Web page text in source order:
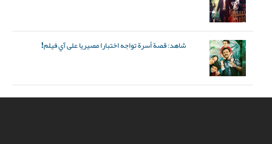
شاهد: قصة أسرة تواجه اختبارا مصيريا على آي فيلم!